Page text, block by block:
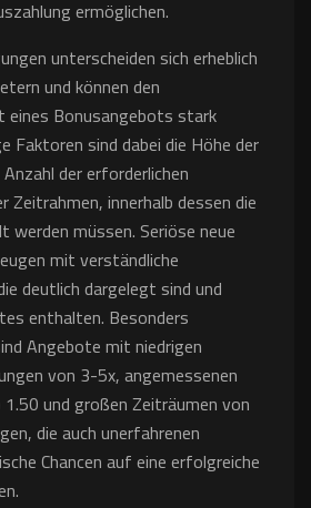
ermöglichen.
unterscheiden sich erheblich
und können den
eines Bonusangebots stark
Faktoren sind dabei die Höhe der
der erforderlichen
innerhalb dessen die
werden müssen. Seriöse neue
mit verständliche
deutlich dargelegt sind und
enthalten. Besonders
Angebote mit niedrigen
von 3-5x, angemessenen
und großen Zeiträumen von
die auch unerfahrenen
Chancen auf eine erfolgreiche